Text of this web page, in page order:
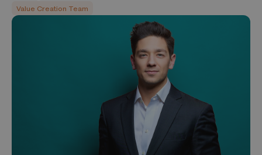
Value Creation Team